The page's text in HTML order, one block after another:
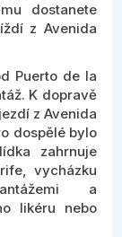
dostanete
z Avenida
Puerto de la
K dopravě
z Avenida
dospělé bylo
zahrnuje
vycházku
a
likéru nebo